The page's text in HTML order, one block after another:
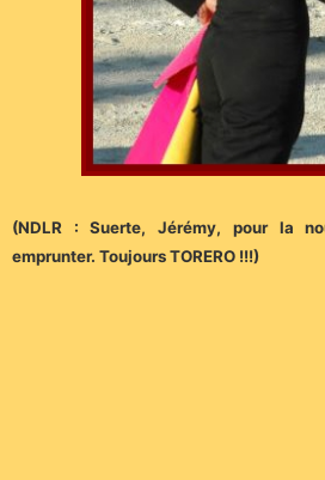
(NDLR : Suerte, Jérémy, pour la
emprunter. Toujours TORERO !!!)